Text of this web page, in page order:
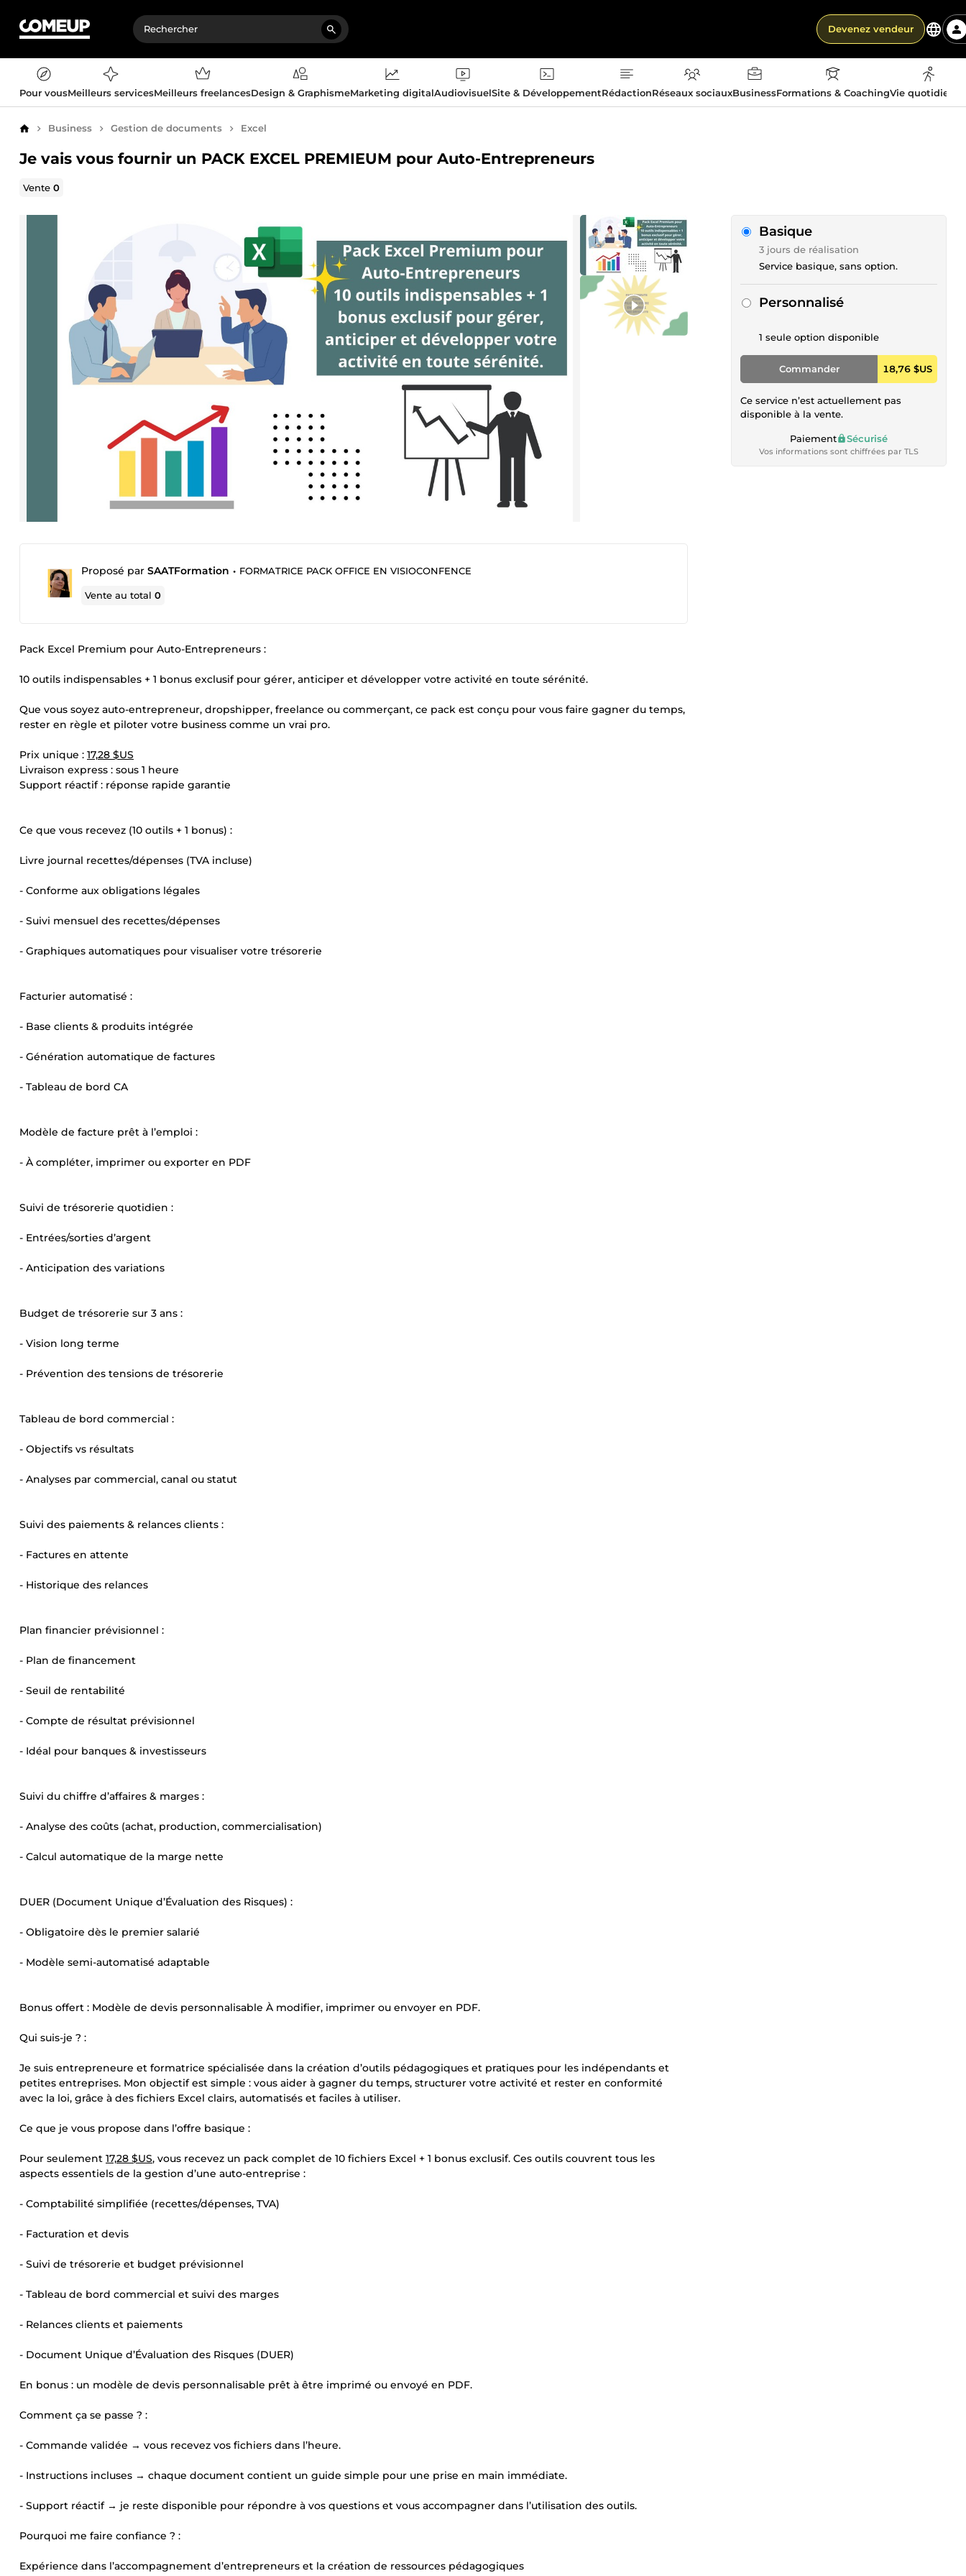
Devenez vendeur
Pour vousMeilleurs servicesMeilleurs freelancesDesign & GraphismeMarketing digitalAudiovisuelSite & DéveloppementRédactionRéseaux sociauxBusinessFormations & CoachingVie
AccueilBusiness Gestion de documents Excel
Je vais vous fournir un PACK EXCEL PREMIEUM pour Auto-Entrepreneurs
Vente0
Proposé par SAATFormation • FORMATRICE PACK OFFICE EN VISIOCONFENCE
Vente au total0
Pack Excel Premium pour Auto-Entrepreneurs :
10 outils indispensables + 1 bonus exclusif pour gérer, anticiper et développer votre activité en toute sérénité.
Que vous soyez auto-entrepreneur, dropshipper, freelance ou commerçant, ce pack est conçu pour vous faire gagner du temps,
rester en règle et piloter votre business comme un vrai pro.
Prix unique : 17,28 $US
Livraison express : sous 1 heure
Support réactif : réponse rapide garantie
Ce que vous recevez (10 outils + 1 bonus) :
Livre journal recettes/dépenses (TVA incluse)
- Conforme aux obligations légales
- Suivi mensuel des recettes/dépenses
- Graphiques automatiques pour visualiser votre trésorerie
Facturier automatisé :
- Base clients & produits intégrée
- Génération automatique de factures
- Tableau de bord CA
Modèle de facture prêt à l’emploi :
- À compléter, imprimer ou exporter en PDF
Suivi de trésorerie quotidien :
- Entrées/sorties d’argent
- Anticipation des variations
Budget de trésorerie sur 3 ans :
- Vision long terme
- Prévention des tensions de trésorerie
Tableau de bord commercial :
- Objectifs vs résultats
- Analyses par commercial, canal ou statut
Suivi des paiements & relances clients :
- Factures en attente
- Historique des relances
Plan financier prévisionnel :
- Plan de financement
- Seuil de rentabilité
- Compte de résultat prévisionnel
- Idéal pour banques & investisseurs
Suivi du chiffre d’affaires & marges :
- Analyse des coûts (achat, production, commercialisation)
- Calcul automatique de la marge nette
DUER (Document Unique d’Évaluation des Risques) :
- Obligatoire dès le premier salarié
- Modèle semi-automatisé adaptable
Bonus offert : Modèle de devis personnalisable À modifier, imprimer ou envoyer en PDF.
Qui suis-je ? :
Je suis entrepreneure et formatrice spécialisée dans la création d’outils pédagogiques et pratiques pour les indépendants et
petites entreprises. Mon objectif est simple : vous aider à gagner du temps, structurer votre activité et rester en conformité
avec la loi, grâce à des fichiers Excel clairs, automatisés et faciles à utiliser.
Ce que je vous propose dans l’offre basique :
Pour seulement 17,28 $US, vous recevez un pack complet de 10 fichiers Excel + 1 bonus exclusif. Ces outils couvrent tous les
aspects essentiels de la gestion d’une auto-entreprise :
- Comptabilité simplifiée (recettes/dépenses, TVA)
- Facturation et devis
- Suivi de trésorerie et budget prévisionnel
- Tableau de bord commercial et suivi des marges
- Relances clients et paiements
- Document Unique d’Évaluation des Risques (DUER)
En bonus : un modèle de devis personnalisable prêt à être imprimé ou envoyé en PDF.
Comment ça se passe ? :
- Commande validée → vous recevez vos fichiers dans l’heure.
- Instructions incluses → chaque document contient un guide simple pour une prise en main immédiate.
- Support réactif → je reste disponible pour répondre à vos questions et vous accompagner dans l’utilisation des outils.
Pourquoi me faire confiance ? :
Expérience dans l’accompagnement d’entrepreneurs et la création de ressources pédagogiques
Basique
3 jours de réalisation
Service basique, sans option.
Personnalisé
1 seule option disponible
Commander 18,76 $US
Ce service n’est actuellement pas
disponible à la vente.
Paiement Sécurisé
Vos informations sont chiffrées par TLS